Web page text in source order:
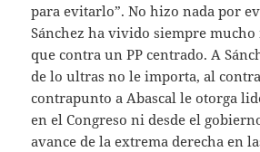
para evitarlo”. No hizo nada por
Sánchez ha vivido siempre
que contra un PP centrado. A
de lo ultras no le importa, al
contrapunto a Abascal le otorga
en el Congreso ni desde el
avance de la extrema derecha en